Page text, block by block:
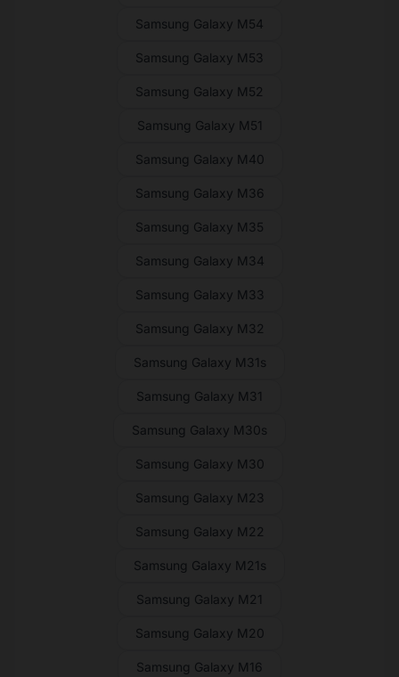
Samsung Galaxy M54
Samsung Galaxy M53
Samsung Galaxy M52
Samsung Galaxy M51
Samsung Galaxy M40
Samsung Galaxy M36
Samsung Galaxy M35
Samsung Galaxy M34
Samsung Galaxy M33
Samsung Galaxy M32
Samsung Galaxy M31s
Samsung Galaxy M31
Samsung Galaxy M30s
Samsung Galaxy M30
Samsung Galaxy M23
Samsung Galaxy M22
Samsung Galaxy M21s
Samsung Galaxy M21
Samsung Galaxy M20
Samsung Galaxy M16